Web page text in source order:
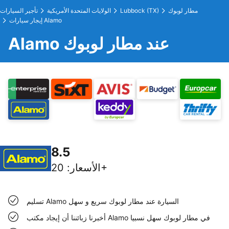
تأجير السيارات الولايات المتحدة الأمريكية Lubbock (TX)
مطار لوبوك
إيجار سيارات Alamo
Alamo عند مطار لوبوك
8.5
الأسعار : 20+
تسليم Alamo السيارة عند مطار لوبوك سريع و سهل
أخبرنا زبائننا أن إيجاد مكتب Alamo في مطار لوبوك سهل نسبيا